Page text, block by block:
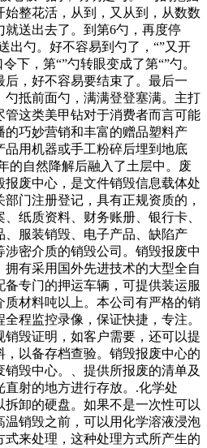
整花活，从到，又从到，从数数
送出去了。到第6勺，再度停
出勺。好不容易到勺了，“”又开
下，第“”勺转眼变成了第“”勺。
，好不容易要结束了。最后一
抵前面勺，满满登登塞满。主打
这类美甲钻对于消费者而言可能
巧妙营销和丰富的赠品塑料产
用机器或手工粉碎后埋到地底
的自然降解后融入了土层中。废
废中心，是文件销毁信息载体处
门注册登记，具有正规资质的，
纸质资料、财务账册、银行卡、
服装销毁、电子产品、缺陷产
密介质的销毁公司。销毁报废中
有采用国外先进技术的大型全自
专门的押运车辆，可提供装运服
材料吨以上。本公司有严格的销
程监控录像，保证快捷，专注。
销毁证明，如客户需要，还可以提
以备存档查验。销毁报废中心的
毁中心。、提供所报废的清单及
射的地方进行存放。.化学处
卸的硬盘。如果不是一次性可以
销毁之前，可以用化学溶液浸泡
来处理，这种处理方式所产生的